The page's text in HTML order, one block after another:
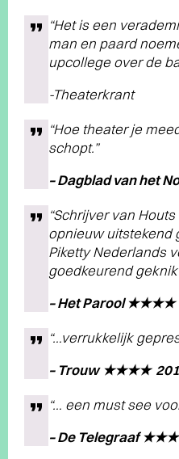
“Het is een
man en paard
upcollege over de
-Theaterkrant
“Hoe theater je
schopt.”
– Dagblad van het
“Schrijver van
opnieuw uitstekend
Piketty Nederlands
goedkeurend
– Het Parool ★★★★
“…verrukkelijk
– Trouw ★★★★
“… een must see
– De Telegraaf